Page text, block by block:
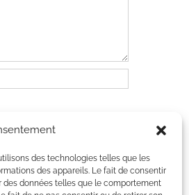
des technologies telles que les
des appareils. Le fait de consentir
données telles que le comportement